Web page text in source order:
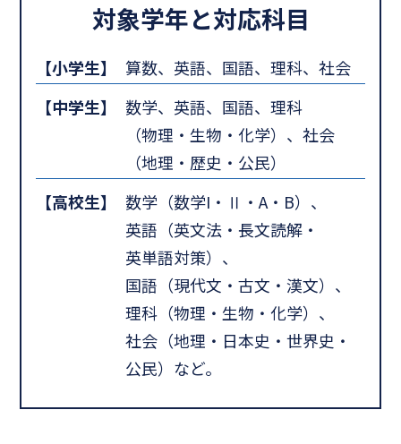
対象学年と対応科目
【小学生】
算数、英語、国語、理科、社会
【中学生】
数学、英語、国語、理科
（物理・生物・化学）、社会
（地理・歴史・公民）
【高校生】
数学（数学I・Ⅱ・A・B）、
英語（英文法・長文読解・
英単語対策）、
国語（現代文・古文・漢文）、
理科（物理・生物・化学）、
社会（地理・日本史・世界史・
公民）など。